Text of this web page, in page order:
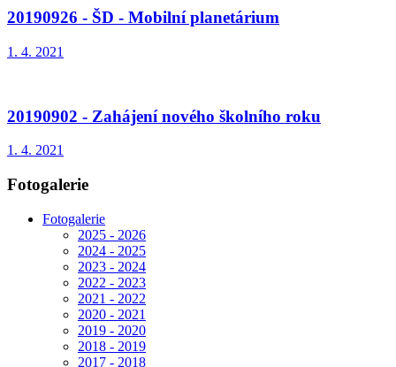
20190926 - ŠD - Mobilní planetárium
1. 4. 2021
20190902 - Zahájení nového školního roku
1. 4. 2021
Fotogalerie
Fotogalerie
2025 - 2026
2024 - 2025
2023 - 2024
2022 - 2023
2021 - 2022
2020 - 2021
2019 - 2020
2018 - 2019
2017 - 2018